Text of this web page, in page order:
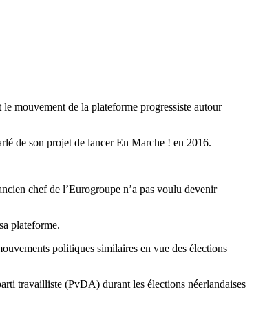
mouvement de la plateforme progressiste autour
de son projet de lancer En Marche ! en 2016.
chef de l’Eurogroupe n’a pas voulu devenir
plateforme.
politiques similaires en vue des élections
travailliste (PvDA) durant les élections néerlandaises